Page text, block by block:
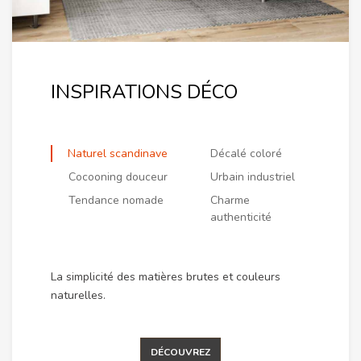
INSPIRATIONS DÉCO
Naturel scandinave
Décalé coloré
Cocooning douceur
Urbain industriel
Tendance nomade
Charme
authenticité
La simplicité des matières brutes et couleurs
naturelles.
DÉCOUVREZ